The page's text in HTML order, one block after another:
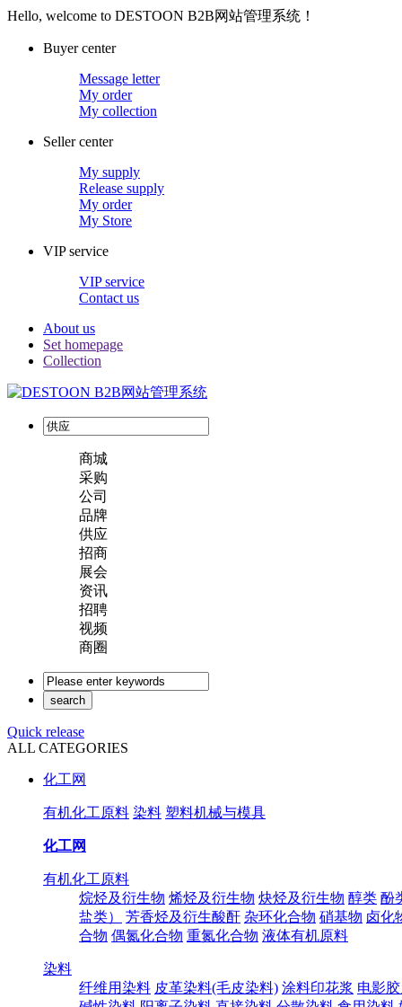
Hello, welcome to DESTOON B2B网站管理系统！
Buyer center
Message letter
My order
My collection
Seller center
My supply
Release supply
My order
My Store
VIP service
VIP service
Contact us
About us
Set homepage
Collection
商城
采购
公司
品牌
供应
招商
展会
资讯
招聘
视频
商圈
Quick release
ALL CATEGORIES
化工网
有机化工原料 染料 塑料机械与模具
化工网
有机化工原料
烷烃及衍生物 烯烃及衍生物 炔烃及衍生物 醇类 酚
盐类）
芳香烃及衍生酸酐 杂环化合物 硝基物 卤化
合物 偶氮化合物 重氮化合物 液体有机原料
染料
纤维用染料 皮革染料(毛皮染料) 涂料印花浆 电影